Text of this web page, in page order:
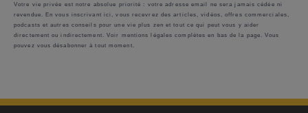
Votre vie privée est notre absolue priorité : votre adresse email ne sera jamais cédée ni
revendue. En vous inscrivant ici, vous recevrez des articles, vidéos, offres commerciales,
podcasts et autres conseils pour une vie plus zen et tout ce qui peut vous y aider
directement ou indirectement. Voir mentions légales complètes en bas de la page. Vous
pouvez vous désabonner à tout moment.